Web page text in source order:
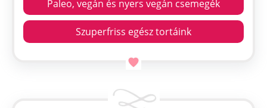
Paleo, vegán és nyers vegán csemegék
Szuperfriss egész tortáink